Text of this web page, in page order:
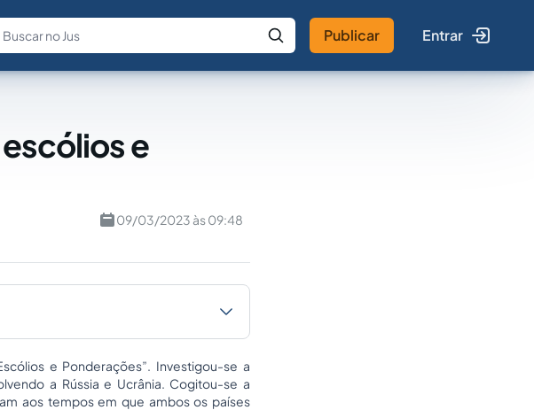
Fale com a IA Buscar no Jus
Publicar Entrar
e
09/03/2023 às 09:48
e Ponderações”. Investigou-se a
a Rússia e Ucrânia. Cogitou-se a
aos tempos em que ambos os países